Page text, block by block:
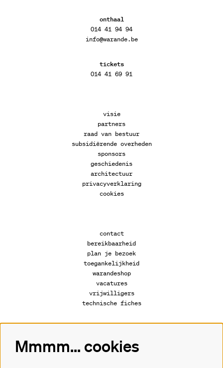
onthaal
014 41 94 94
info@warande.be
tickets
014 41 69 91
visie
partners
raad van bestuur
subsidiërende overheden
sponsors
geschiedenis
architectuur
privacyverklaring
cookies
contact
bereikbaarheid
plan je bezoek
toegankelijkheid
warandeshop
vacatures
vrijwilligers
technische fiches
Volg ons
Mmmm... cookies